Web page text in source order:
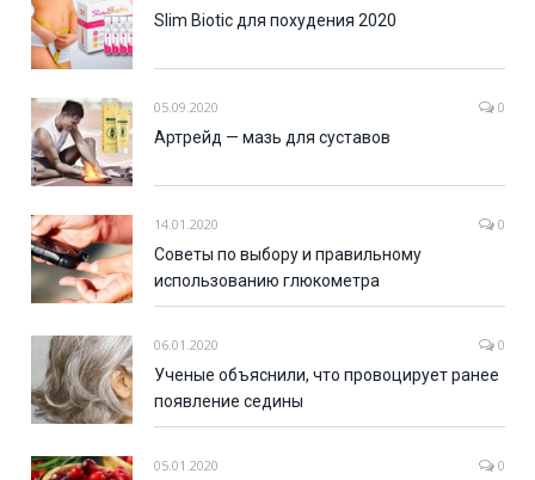
Slim Biotic для похудения 2020
05.09.2020 0
Артрейд — мазь для суставов
14.01.2020 0
Советы по выбору и правильному
использованию глюкометра
06.01.2020 0
Ученые объяснили, что провоцирует ранее
появление седины
05.01.2020 0